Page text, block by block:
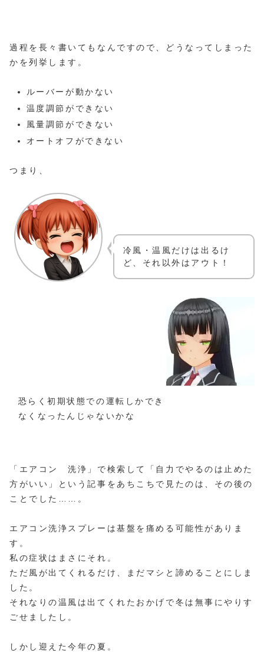
過程を長々書いてもなんですので、どうなってしまった
かを列挙します。
ルーバーが動かない
温度調節ができない
風量調節ができない
オートオフができない
つまり、
冷風・温風だけは出るけ
ど、それ以外はアウト！
恐らく初期状態での運転しかでき
なくなったんじゃないかな
「エアコン 洗浄」で検索して「自力でやるのは止めた
方がいい」という記事をあちこちで見たのは、その後の
ことでした……。
エアコン洗浄スプレーは基盤を痛める可能性がありま
す。
私の症状はまさにそれ。
ただ風が出てくれるだけ、まだマシと諦めることにしま
した。
それなりの温風は出てくれたおかげで冬は無事にやりす
ごせましたし。
しかし迎えた今年の夏。